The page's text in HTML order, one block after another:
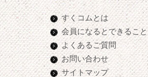
すくコムとは
会員になるとできること
よくあるご質問
お問い合わせ
サイトマップ